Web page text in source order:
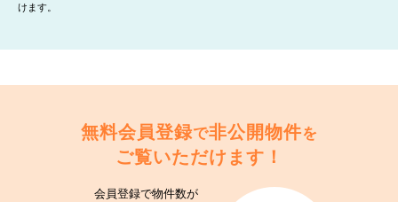
けます。
無料会員登録で非公開物件を
ご覧いただけます！
会員登録で物件数が